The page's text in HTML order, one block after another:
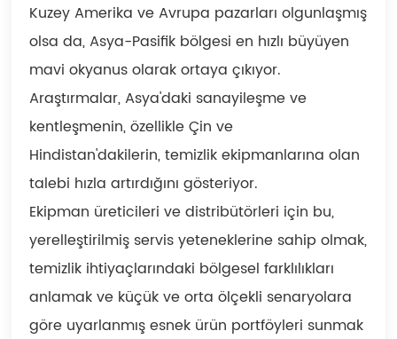
Kuzey Amerika ve Avrupa pazarları olgunlaşmış
olsa da, Asya-Pasifik bölgesi en hızlı büyüyen
mavi okyanus olarak ortaya çıkıyor.
Araştırmalar, Asya'daki sanayileşme ve
kentleşmenin, özellikle Çin ve
Hindistan'dakilerin, temizlik ekipmanlarına olan
talebi hızla artırdığını gösteriyor.
Ekipman üreticileri ve distribütörleri için bu,
yerelleştirilmiş servis yeteneklerine sahip olmak,
temizlik ihtiyaçlarındaki bölgesel farklılıkları
anlamak ve küçük ve orta ölçekli senaryolara
göre uyarlanmış esnek ürün portföyleri sunmak